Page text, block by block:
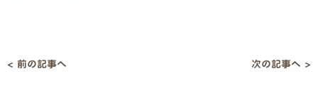
投
< 前の記事へ 次の記事へ >